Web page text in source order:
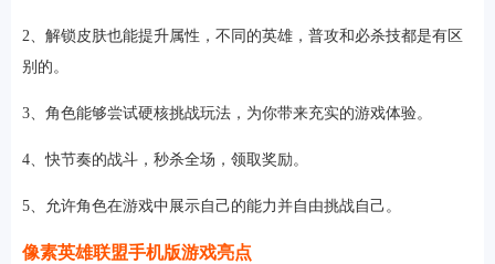
2、解锁皮肤也能提升属性，不同的英雄，普攻和必杀技都是有区
别的。
3、角色能够尝试硬核挑战玩法，为你带来充实的游戏体验。
4、快节奏的战斗，秒杀全场，领取奖励。
5、允许角色在游戏中展示自己的能力并自由挑战自己。
像素英雄联盟手机版游戏亮点